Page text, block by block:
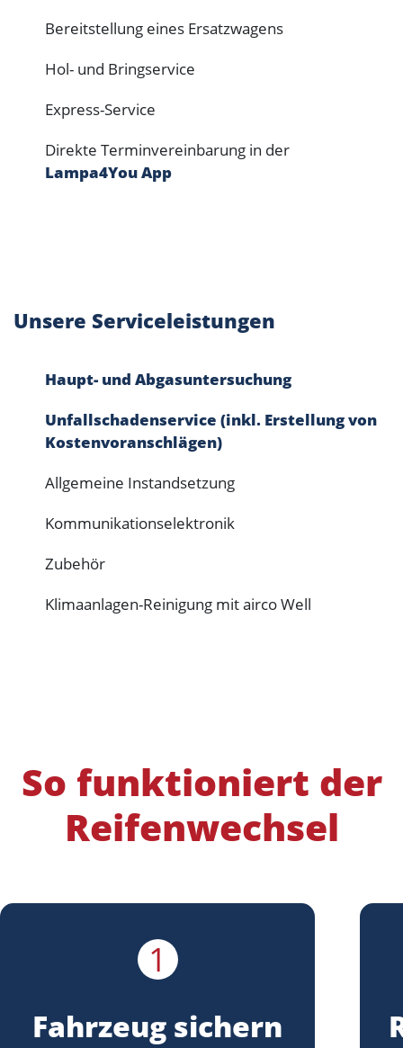
Bereitstellung eines Ersatzwagens
Hol- und Bringservice
Express-Service
Direkte Terminvereinbarung in der
Lampa4You App
Unsere Serviceleistungen
Haupt- und Abgasuntersuchung
Unfallschadenservice (inkl. Erstellung von
Kostenvoranschlägen)
Allgemeine Instandsetzung
Kommunikationselektronik
Zubehör
Klimaanlagen-Reinigung mit airco Well
So funktioniert der
Reifenwechsel
1
Fahrzeug sichern